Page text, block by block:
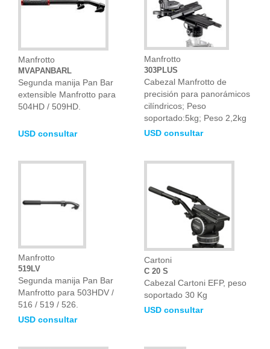
Manfrotto
MVAPANBARL
Segunda manija Pan Bar
extensible Manfrotto para
504HD / 509HD.
USD consultar
Manfrotto
303PLUS
Cabezal Manfrotto de
precisión para panorámicos
cilíndricos; Peso
soportado:5kg; Peso 2,2kg
USD consultar
Manfrotto
519LV
Segunda manija Pan Bar
Manfrotto para 503HDV /
516 / 519 / 526.
USD consultar
Cartoni
C 20 S
Cabezal Cartoni EFP, peso
soportado 30 Kg
USD consultar